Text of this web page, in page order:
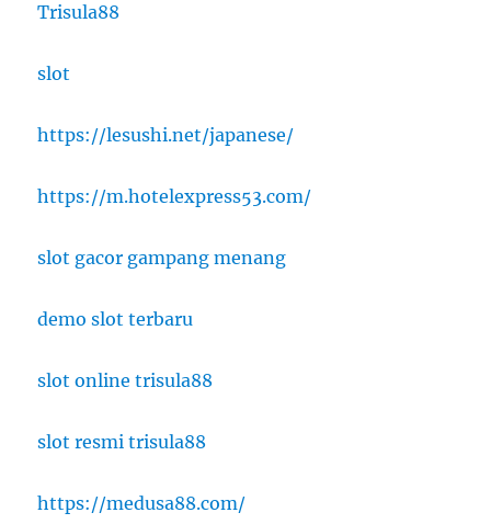
Trisula88
slot
https://lesushi.net/japanese/
https://m.hotelexpress53.com/
slot gacor gampang menang
demo slot terbaru
slot online trisula88
slot resmi trisula88
https://medusa88.com/